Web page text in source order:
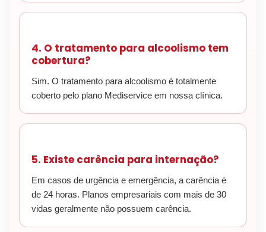
4. O tratamento para alcoolismo tem
cobertura?
Sim. O tratamento para alcoolismo é totalmente
coberto pelo plano Mediservice em nossa clínica.
5. Existe carência para internação?
Em casos de urgência e emergência, a carência é
de 24 horas. Planos empresariais com mais de 30
vidas geralmente não possuem carência.